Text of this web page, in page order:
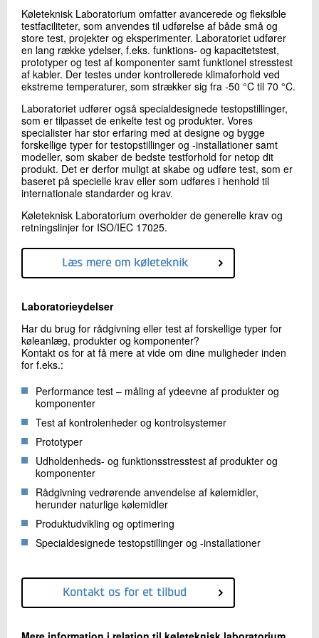
+45 72 20 12 69
Send e-mail
Skriv til mig
Send
Køleteknisk Laboratorium omfatter avancerede og fleksible
testfaciliteter, som anvendes til udførelse af både små og
store test, projekter og eksperimenter. Laboratoriet udfører
en lang række ydelser, f.eks. funktions- og kapacitetstest,
prototyper og test af komponenter samt funktionel stresstest
af kabler. Der testes under kontrollerede klimaforhold ved
ekstreme temperaturer, som strækker sig fra -50 °C til 70 °C.
Laboratoriet udfører også specialdesignede testopstillinger,
som er tilpasset de enkelte test og produkter. Vores
specialister har stor erfaring med at designe og bygge
forskellige typer for testopstillinger og -installationer samt
modeller, som skaber de bedste testforhold for netop dit
produkt. Det er derfor muligt at skabe og udføre test, som er
baseret på specielle krav eller som udføres i henhold til
internationale standarder og krav.
Køleteknisk Laboratorium overholder de generelle krav og
retningslinjer for ISO/IEC 17025.
Læs mere om køleteknik
Laboratorieydelser
Har du brug for rådgivning eller test af forskellige typer for
køleanlæg, produkter og komponenter?
Kontakt os for at få mere at vide om dine muligheder inden
for f.eks.:
Performance test – måling af ydeevne af produkter og
komponenter
Test af kontrolenheder og kontrolsystemer
Prototyper
Udholdenheds- og funktionsstresstest af produkter og
komponenter
Rådgivning vedrørende anvendelse af kølemidler,
herunder naturlige kølemidler
Produktudvikling og optimering
Specialdesignede testopstillinger og -installationer
Kontakt os for et tilbud